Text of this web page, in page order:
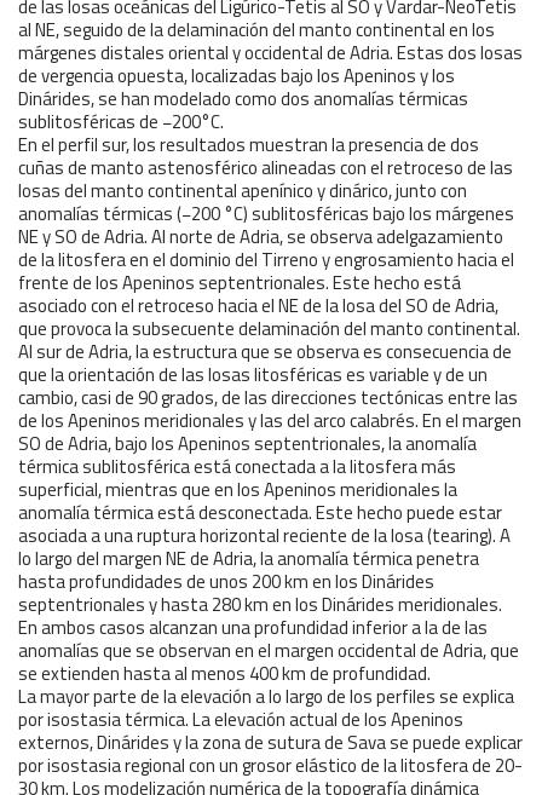
de las losas oceánicas del Ligúrico-Tetis al SO y Vardar-NeoTetis
al NE, seguido de la delaminación del manto continental en los
márgenes distales oriental y occidental de Adria. Estas dos losas
de vergencia opuesta, localizadas bajo los Apeninos y los
Dinárides, se han modelado como dos anomalías térmicas
sublitosféricas de −200°C.
En el perfil sur, los resultados muestran la presencia de dos
cuñas de manto astenosférico alineadas con el retroceso de las
losas del manto continental apenínico y dinárico, junto con
anomalías térmicas (−200 °C) sublitosféricas bajo los márgenes
NE y SO de Adria. Al norte de Adria, se observa adelgazamiento
de la litosfera en el dominio del Tirreno y engrosamiento hacia el
frente de los Apeninos septentrionales. Este hecho está
asociado con el retroceso hacia el NE de la losa del SO de Adria,
que provoca la subsecuente delaminación del manto continental.
Al sur de Adria, la estructura que se observa es consecuencia de
que la orientación de las losas litosféricas es variable y de un
cambio, casi de 90 grados, de las direcciones tectónicas entre las
de los Apeninos meridionales y las del arco calabrés. En el margen
SO de Adria, bajo los Apeninos septentrionales, la anomalía
térmica sublitosférica está conectada a la litosfera más
superficial, mientras que en los Apeninos meridionales la
anomalía térmica está desconectada. Este hecho puede estar
asociada a una ruptura horizontal reciente de la losa (tearing). A
lo largo del margen NE de Adria, la anomalía térmica penetra
hasta profundidades de unos 200 km en los Dinárides
septentrionales y hasta 280 km en los Dinárides meridionales.
En ambos casos alcanzan una profundidad inferior a la de las
anomalías que se observan en el margen occidental de Adria, que
se extienden hasta al menos 400 km de profundidad.
La mayor parte de la elevación a lo largo de los perfiles se explica
por isostasia térmica. La elevación actual de los Apeninos
externos, Dinárides y la zona de sutura de Sava se puede explicar
por isostasia regional con un grosor elástico de la litosfera de 20-
30 km. Los modelización numérica de la topografía dinámica